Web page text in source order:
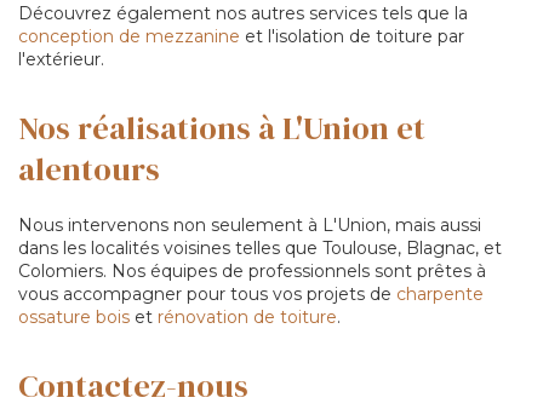
Découvrez également nos autres services tels que la
conception de mezzanine et l'isolation de toiture par
l'extérieur.
Nos réalisations à L'Union et
alentours
Nous intervenons non seulement à L'Union, mais aussi
dans les localités voisines telles que Toulouse, Blagnac, et
Colomiers. Nos équipes de professionnels sont prêtes à
vous accompagner pour tous vos projets de charpente
ossature bois et rénovation de toiture.
Contactez-nous